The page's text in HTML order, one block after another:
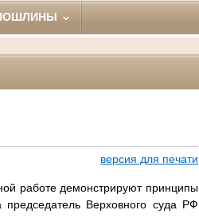
версия для печати
работе демонстрируют принципы
Верховного суда РФ